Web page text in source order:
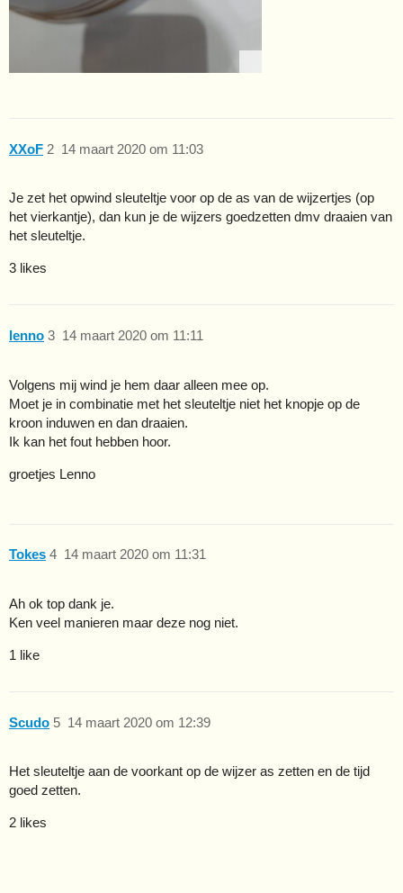
XXoF 14 maart 2020 om 11:03
2
Je zet het opwind sleuteltje voor op de as van de wijzertjes (op
het vierkantje), dan kun je de wijzers goedzetten dmv draaien van
het sleuteltje.
3 likes
lenno 14 maart 2020 om 11:11
3
Volgens mij wind je hem daar alleen mee op.
Moet je in combinatie met het sleuteltje niet het knopje op de
kroon induwen en dan draaien.
Ik kan het fout hebben hoor.
groetjes Lenno
Tokes 14 maart 2020 om 11:31
4
Ah ok top dank je.
Ken veel manieren maar deze nog niet.
1 like
Scudo 14 maart 2020 om 12:39
5
Het sleuteltje aan de voorkant op de wijzer as zetten en de tijd
goed zetten.
2 likes